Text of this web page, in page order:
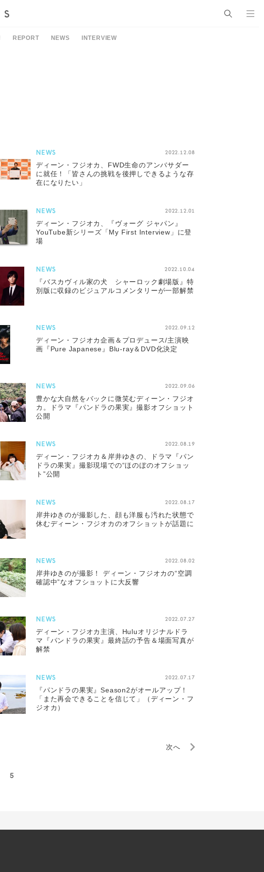
REPORT NEWS INTERVIEW
NEWS 2022.12.08
ディーン・フジオカ、FWD生命のアンバサダー
に就任！「皆さんの挑戦を後押しできるような存
在になりたい」
NEWS 2022.12.01
ディーン・フジオカ、『ヴォーグ ジャパン』
YouTube新シリーズ「My First Interview」に登
場
NEWS 2022.10.04
『バスカヴィル家の犬 シャーロック劇場版』特
別版に収録のビジュアルコメンタリーが一部解禁
NEWS 2022.09.12
ディーン・フジオカ企画＆プロデュース/主演映
画『Pure Japanese』Blu-ray＆DVD化決定
NEWS 2022.09.06
豊かな大自然をバックに微笑むディーン・フジオ
カ。ドラマ『パンドラの果実』撮影オフショット
公開
NEWS 2022.08.19
ディーン・フジオカ＆岸井ゆきの、ドラマ『パン
ドラの果実』撮影現場での“ほのぼのオフショッ
ト”公開
NEWS 2022.08.17
岸井ゆきのが撮影した、顔も洋服も汚れた状態で
休むディーン・フジオカのオフショットが話題に
NEWS 2022.08.02
岸井ゆきのが撮影！ ディーン・フジオカの“空調
確認中”なオフショットに大反響
NEWS 2022.07.27
ディーン・フジオカ主演、Huluオリジナルドラ
マ『パンドラの果実』最終話の予告＆場面写真が
解禁
NEWS 2022.07.17
『パンドラの果実』Season2がオールアップ！
「また再会できることを信じて」（ディーン・フ
ジオカ）
次へ
5